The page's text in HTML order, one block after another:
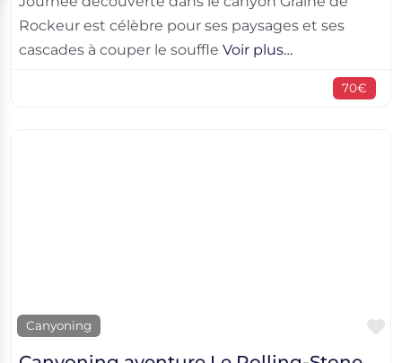
Rockeur est célèbre pour ses paysages et ses
cascades à couper le souffle Voir plus…
70€
Canyoning